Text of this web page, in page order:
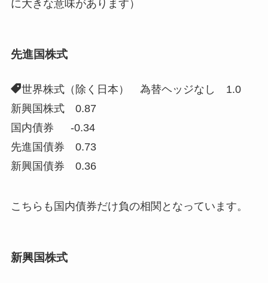
に大きな意味があります）
先進国株式
世界株式（除く日本） 為替ヘッジなし 1.0
新興国株式 0.87
国内債券 -0.34
先進国債券 0.73
新興国債券 0.36
こちらも国内債券だけ負の相関となっています。
新興国株式